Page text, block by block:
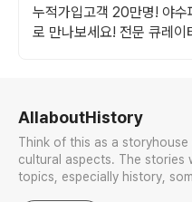
리로!
누적가입고객 20만명! 야
로 만나보세요! 전문 큐레이터가 취향에 딱 맞는 그림을 무료
AllaboutHistory
Think of this as a
cultural aspects. The stories
topics, especially history,